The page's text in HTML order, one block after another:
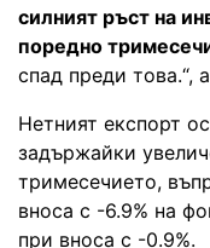
силният ръст на
поредно
спад преди това.“,
Нетният експорт
задържайки
тримесечието,
вноса с -6.9% на
при вноса с -0.9%.